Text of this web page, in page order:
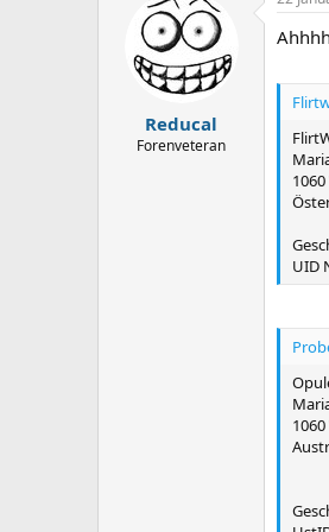
Reducal
Forenveteran
UID